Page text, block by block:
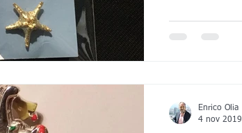
Enrico Olia
4 nov 2019